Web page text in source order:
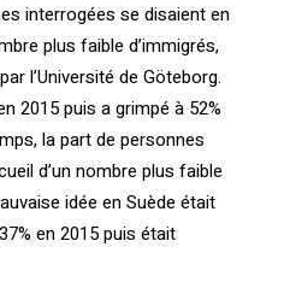
interrogées se disaient en
plus faible d’immigrés,
l’Université de Göteborg.
2015 puis a grimpé à 52%
la part de personnes
d’un nombre plus faible
idée en Suède était
en 2015 puis était